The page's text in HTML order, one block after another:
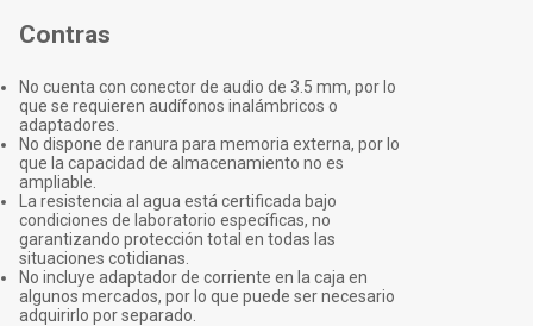
Contras
No cuenta con conector de audio de 3.5 mm, por lo
que se requieren audífonos inalámbricos o
adaptadores.
No dispone de ranura para memoria externa, por lo
que la capacidad de almacenamiento no es
ampliable.
La resistencia al agua está certificada bajo
condiciones de laboratorio específicas, no
garantizando protección total en todas las
situaciones cotidianas.
No incluye adaptador de corriente en la caja en
algunos mercados, por lo que puede ser necesario
adquirirlo por separado.